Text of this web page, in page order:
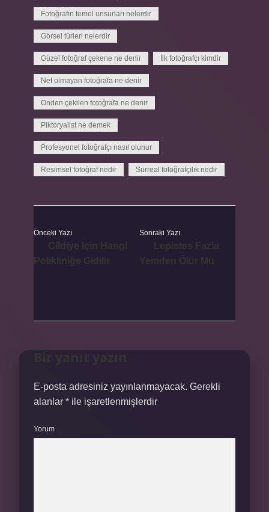
Fotoğrafın temel unsurları nelerdir
Görsel türleri nelerdir
Güzel fotoğraf çekene ne denir İlk fotoğrafçı kimdir
Net olmayan fotoğrafa ne denir
Önden çekilen fotoğrafa ne denir
Piktoryalist ne demek
Profesyonel fotoğrafçı nasıl olunur
Resimsel fotoğraf nedir Sürreal fotoğrafçılık nedir
Önceki Yazı Sonraki Yazı
E-posta adresiniz yayınlanmayacak. Gerekli
alanlar * ile işaretlenmişlerdir
Yorum